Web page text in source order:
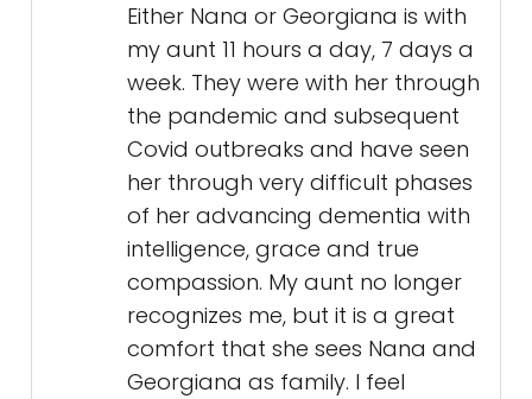
Either Nana or Georgiana is with
my aunt 11 hours a day, 7 days a
week. They were with her through
the pandemic and subsequent
Covid outbreaks and have seen
her through very difficult phases
of her advancing dementia with
intelligence, grace and true
compassion. My aunt no longer
recognizes me, but it is a great
comfort that she sees Nana and
Georgiana as family. I feel